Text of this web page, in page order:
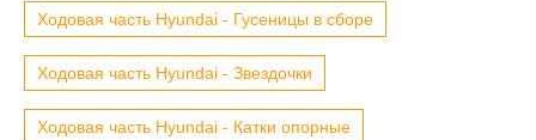
Ходовая часть Hyundai - Гусеницы в сборе
Ходовая часть Hyundai - Звездочки
Ходовая часть Hyundai - Катки опорные